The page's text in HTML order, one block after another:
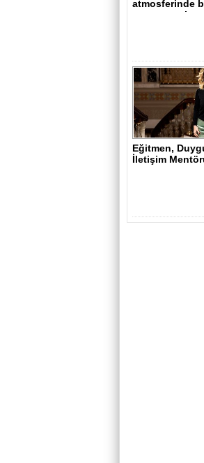
atmosferinde
sanatseveri
Eğitmen,
İletişim